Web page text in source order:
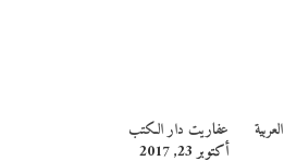
عفاريت دار الكتب
أكتوبر 23, 2017